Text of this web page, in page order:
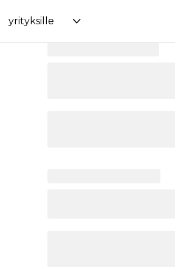
yrityksille